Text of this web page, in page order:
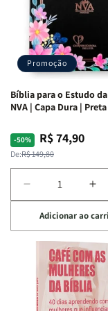
Promoção
Bíblia para o Estudo
NVA | Capa Dura | Preta
-50%
Preço
normal
De:R$ 149,80
Preço
promocional
R$ 74,90
Diminuir
a
quantidade
de
Bíblia
para
Estudo
da
a
de
o
da
Adicionar ao